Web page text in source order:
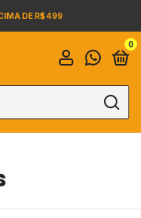
DE R$ 499
0